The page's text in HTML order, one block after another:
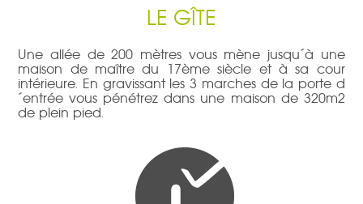
LE GÎTE
Une allée de 200 mètres vous mène jusqu´à une
maison de maître du 17ème siècle et à sa cour
intérieure. En gravissant les 3 marches de la porte d
´entrée vous pénétrez dans une maison de 320m2
de plein pied.